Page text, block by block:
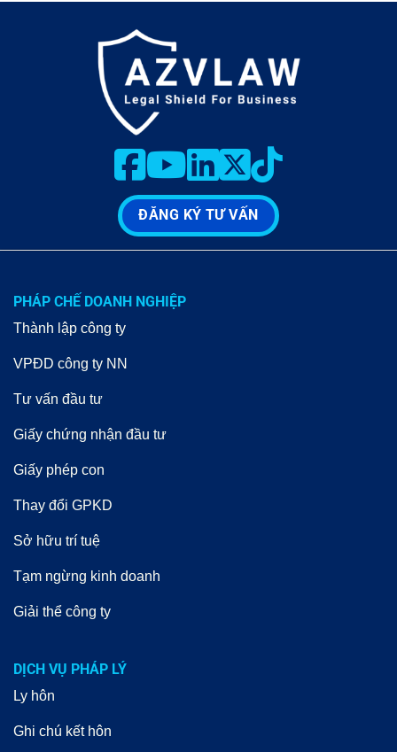
ĐĂNG KÝ TƯ VẤN
PHÁP CHẾ DOANH NGHIỆP
Thành lập công ty
VPĐD công ty NN
Tư vấn đầu tư
Giấy chứng nhận đầu tư
Giấy phép con
Thay đổi GPKD
Sở hữu trí tuệ
Tạm ngừng kinh doanh
Giải thể công ty
DỊCH VỤ PHÁP LÝ
Ly hôn
Ghi chú kết hôn